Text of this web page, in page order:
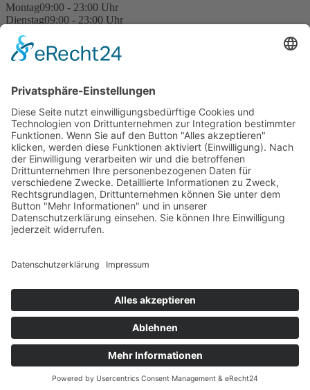
Montag09:00 - 23:00 Uhr
Dienstag09:00 - 23:00 Uhr
Donnerstag 09:00 - 23:00 Uhr
Freitag09:00 - 23:00 Uhr
Feiertage09:00 - 23:00 Uhr
Kegelregeln
Impressum
Datenschutzerklärung
Kontakt
Privatsphäre-Einstellungen
© 2026 Der Kegel GmbH
Der Kegel
Aktuelles
Bouldern
Kinder
Infos
Shop
Kegelregeln